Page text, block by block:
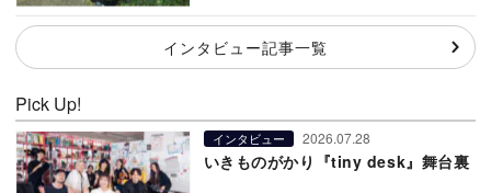
インタビュー記事一覧
Pick Up!
インタビュー 2026.07.28
いきものがかり『tiny desk』舞台裏